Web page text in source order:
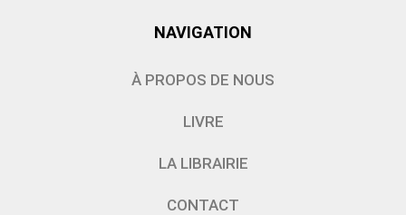
NAVIGATION
À PROPOS DE NOUS
LIVRE
LA LIBRAIRIE
CONTACT